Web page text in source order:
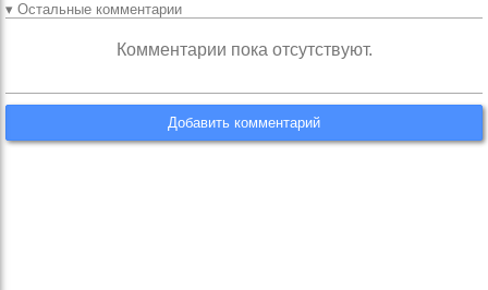
▾ Остальные комментарии
Комментарии пока отсутствуют.
Добавить комментарий